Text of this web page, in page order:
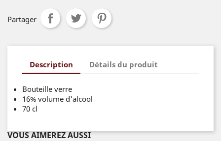
Partager
Description Détails du produit
Bouteille verre
16% volume d'alcool
70 cl
VOUS AIMEREZ AUSSI